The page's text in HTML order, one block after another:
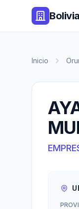
Bolivia
Inicio